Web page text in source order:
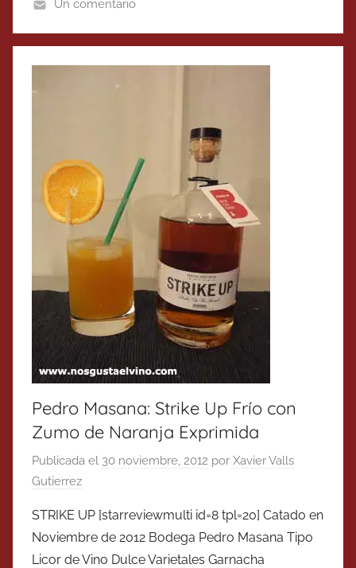
Un comentario
Pedro Masana: Strike Up Frío con
Zumo de Naranja Exprimida
Publicada el 30 noviembre, 2012 por Xavier Valls
Gutierrez
STRIKE UP [starreviewmulti id=8 tpl=20] Catado en
Noviembre de 2012 Bodega Pedro Masana Tipo
Licor de Vino Dulce Varietales Garnacha